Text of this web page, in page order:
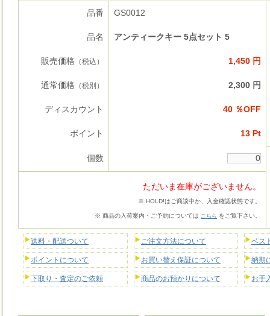
品番 GS0012
品名 アンティークキー 5点セット 5
販売価格 （税込） 1,450 円
通常価格 （税別） 2,300 円
ディスカウント 40 ％OFF
ポイント 13 Pt
個数
ただいま在庫がございません。
※ HOLD!はご商談中か、入金確認状態です。
※ 商品の入荷案内・ご予約については こちら をご覧下さい。
送料・配送ついて ご注文方法について ベス
ポイントについて お買い替え保証について 納期
下取り・査定のご依頼 商品のお預かりについて お手